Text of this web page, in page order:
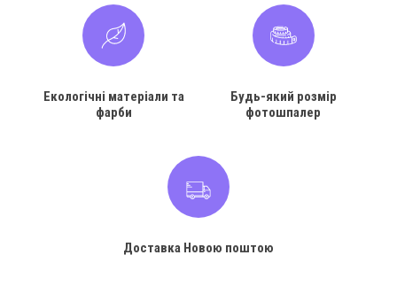
Екологічні матеріали та
фарби
Будь-який розмір
фотошпалер
Доставка Новою поштою